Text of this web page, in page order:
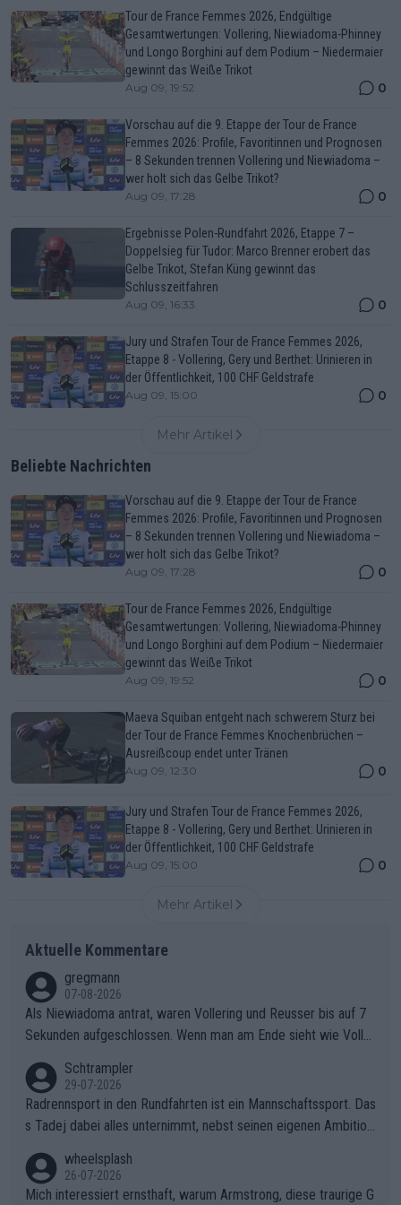
Tour de France Femmes 2026, Endgültige
Gesamtwertungen: Vollering, Niewiadoma-Phinney
und Longo Borghini auf dem Podium – Niedermaier
gewinnt das Weiße Trikot
Aug 09, 19:52 0
Vorschau auf die 9. Etappe der Tour de France
Femmes 2026: Profile, Favoritinnen und Prognosen
– 8 Sekunden trennen Vollering und Niewiadoma –
wer holt sich das Gelbe Trikot?
Aug 09, 17:28 0
Ergebnisse Polen-Rundfahrt 2026, Etappe 7 –
Doppelsieg für Tudor: Marco Brenner erobert das
Gelbe Trikot, Stefan Küng gewinnt das
Schlusszeitfahren
Aug 09, 16:33 0
Jury und Strafen Tour de France Femmes 2026,
Etappe 8 - Vollering, Gery und Berthet: Urinieren in
der Öffentlichkeit, 100 CHF Geldstrafe
Aug 09, 15:00 0
Mehr Artikel
Beliebte Nachrichten
Vorschau auf die 9. Etappe der Tour de France
Femmes 2026: Profile, Favoritinnen und Prognosen
– 8 Sekunden trennen Vollering und Niewiadoma –
wer holt sich das Gelbe Trikot?
Aug 09, 17:28 0
Tour de France Femmes 2026, Endgültige
Gesamtwertungen: Vollering, Niewiadoma-Phinney
und Longo Borghini auf dem Podium – Niedermaier
gewinnt das Weiße Trikot
Aug 09, 19:52 0
Maeva Squiban entgeht nach schwerem Sturz bei
der Tour de France Femmes Knochenbrüchen –
Ausreißcoup endet unter Tränen
Aug 09, 12:30 0
Jury und Strafen Tour de France Femmes 2026,
Etappe 8 - Vollering, Gery und Berthet: Urinieren in
der Öffentlichkeit, 100 CHF Geldstrafe
Aug 09, 15:00 0
Mehr Artikel
Aktuelle Kommentare
gregmann
07-08-2026
Als Niewiadoma antrat, waren Vollering und Reusser bis auf 7
Sekunden aufgeschlossen. Wenn man am Ende sieht wie Voller
ering die 7 Sekunden zu Niewiadoma nicht geschlossen hat un
d den Abstand hat anwachsen lassen. Ein schwerer taktischer
Fehler, der den Tour Sieg kosten wird.Diese Beobachtung trifft
Zögerlichkeit von Demi Vollering in diesem Moment war das e
ntscheidende Puzzleteil, das Katarzyna Niewiadoma die Tür z
Schtrampler
29-07-2026
Radrennsport in den Rundfahrten ist ein Mannschaftssport. Das
s Tadej dabei alles unternimmt, nebst seinen eigenen Ambition
ganze Team auch mental stark zu machen und konkret am Erf
olg teilzuhaben, ist ihm ganz hoch anzurechnen. Das ist ein Zei
wheelsplash
26-07-2026
Mich interessiert ernsthaft, warum Armstrong, diese traurige G